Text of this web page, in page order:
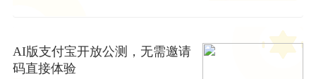
AI版支付宝开放公测，无需邀请
码直接体验